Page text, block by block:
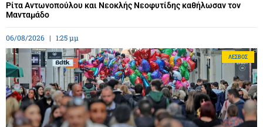
Ρίτα Αντωνοπούλου και Νεοκλής Νεοφυτίδης καθήλωσαν τον
Μανταμάδο
06/08/2026 1:25 μμ
ΛΈΣΒΟΣ